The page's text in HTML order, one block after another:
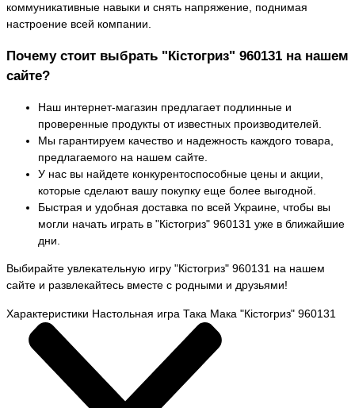
коммуникативные навыки и снять напряжение, поднимая
настроение всей компании.
Почему стоит выбрать "Кістогриз" 960131 на нашем
сайте?
Наш интернет-магазин предлагает подлинные и
проверенные продукты от известных производителей.
Мы гарантируем качество и надежность каждого товара,
предлагаемого на нашем сайте.
У нас вы найдете конкурентоспособные цены и акции,
которые сделают вашу покупку еще более выгодной.
Быстрая и удобная доставка по всей Украине, чтобы вы
могли начать играть в "Кістогриз" 960131 уже в ближайшие
дни.
Выбирайте увлекательную игру "Кістогриз" 960131 на нашем
сайте и развлекайтесь вместе с родными и друзьями!
Характеристики Настольная игра Така Мака "Кістогриз" 960131